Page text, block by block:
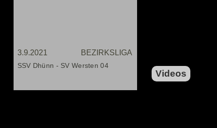
3.9.2021 BEZIRKSLIGA
SSV Dhünn - SV Wersten 04
Videos